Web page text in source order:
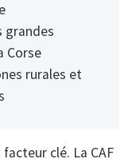
grandes
Corse
rurales et
clé. La CAF